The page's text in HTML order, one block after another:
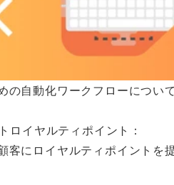
の自動化ワークフローについ
ロイヤルティポイント：
客にロイヤルティポイントを